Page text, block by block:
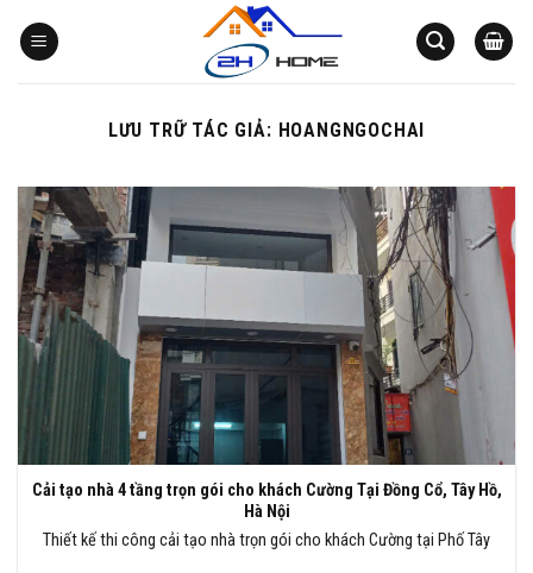
qua
LƯU TRỮ TÁC GIẢ: HOANGNGOCHAI
Cải tạo nhà 4 tầng trọn gói cho khách Cường Tại Đồng Cổ, Tây Hồ,
Hà Nội
Thiết kế thi công cải tạo nhà trọn gói cho khách Cường tại Phố Tây